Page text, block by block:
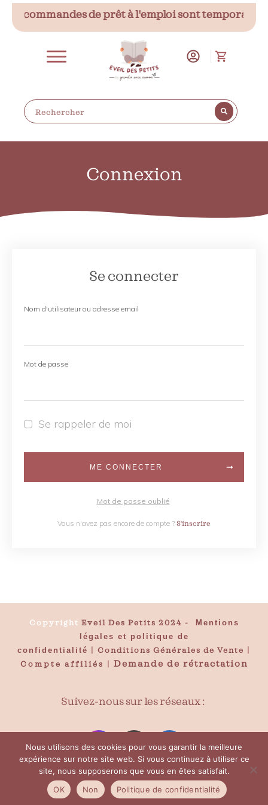
Les commandes de prêt à l'emploi sont
Connexion
Se connecter
Nom d'utilisateur ou adresse email
Mot de passe
Se rappeler de moi
ME CONNECTER
Mot de passe oublié
Vous n'avez pas encore de compte ? S'inscrire
Copyright Eveil Des Petits 2024 -
Mentions
légales et politique de
confidentialité
Conditions Générales de Vente
Compte affiliés
Demande de rétractation
Suivez-nous sur les réseaux :
Nous utilisons des cookies pour vous garantir la meilleure
expérience sur notre site web. Si vous continuez à utiliser ce
site, nous supposerons que vous en êtes satisfait.
OK
Non Politique de confidentialité